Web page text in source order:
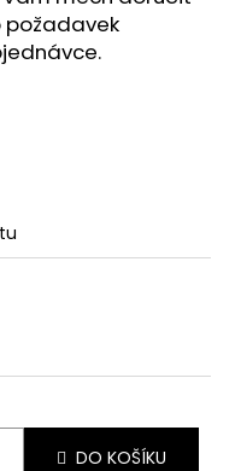
požadavek
DO KOŠÍKU